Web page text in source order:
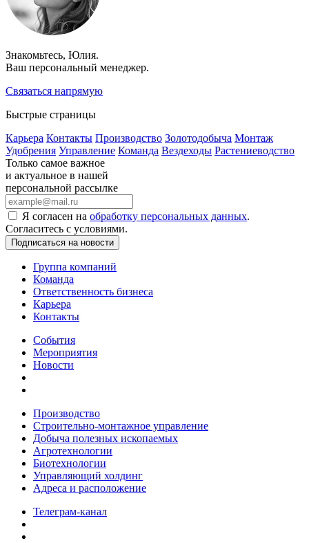
Знакомьтесь, Юлия.
Ваш персональный менеджер.
Связаться напрямую
Быстрые страницы
Карьера Контакты Производство Золотодобыча Монтаж
Удобрения Управление Команда Вездеходы Растениеводство
Только самое важное
и актуальное в нашей
персональной рассылке
Я согласен на обработку персональных данных.
Согласитесь с условиями.
Подписаться на новости
Группа компаний
Команда
Ответственность бизнеса
Карьера
Контакты
События
Мероприятия
Новости
Производство
Строительно-монтажное управление
Добыча полезных ископаемых
Агротехнологии
Биотехнологии
Управляющий холдинг
Адреса и расположение
Телеграм-канал